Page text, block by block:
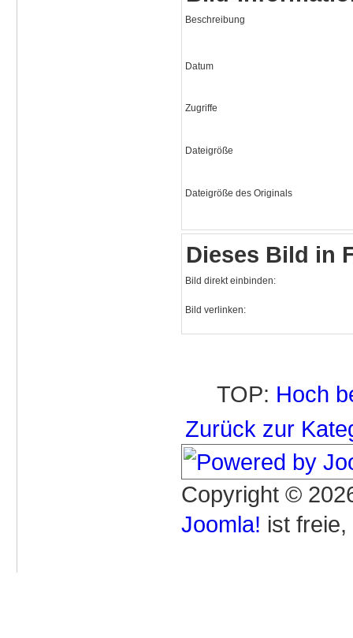
Beschreibung
Datum
Zugriffe
Dateigröße
Dateigröße des Originals
Dieses Bild in
Bild direkt einbinden:
Bild verlinken:
TOP: Hoch
Zurück zur
Copyright ©
Joomla! ist